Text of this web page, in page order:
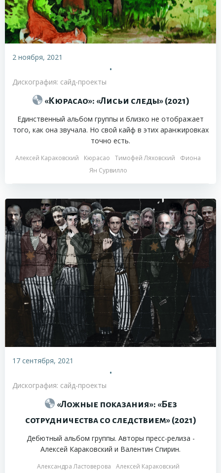
2 ноября, 2021
•
Дискография: сайд-проекты
«Кюрасао»: «Лисьи следы» (2021)
Единственный альбом группы и близко не отображает
того, как она звучала. Но свой кайф в этих аранжировках
точно есть.
Алексей Караковский Кюрасао Тимофей Ляховский
Фиона
Ян Сурвилло
17 сентября, 2021
•
Дискография: сайд-проекты
«Ложные показания»: «Без
сотрудничества со следствием» (2021)
Дебютный альбом группы. Авторы пресс-релиза -
Алексей Караковский и Валентин Спирин.
Александра Ластоверова
Алексей Караковский